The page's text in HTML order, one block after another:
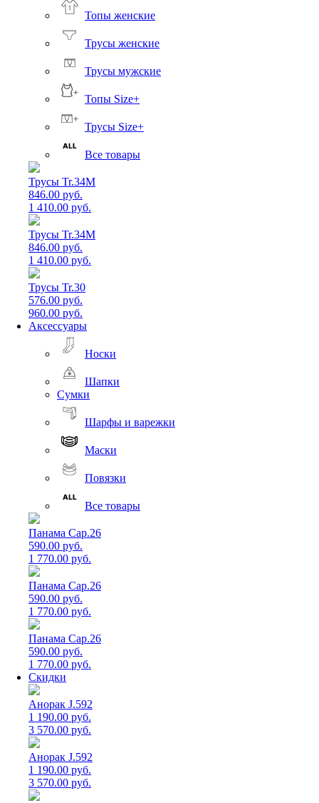
Топы женские
Трусы женские
Трусы мужские
Топы Size+
Трусы Size+
Все товары
Трусы Tr.34M
846.00 руб.
1 410.00 руб.
Трусы Tr.34M
846.00 руб.
1 410.00 руб.
Трусы Tr.30
576.00 руб.
960.00 руб.
Аксессуары
Носки
Шапки
Сумки
Шарфы и варежки
Маски
Повязки
Все товары
Панама Cap.26
590.00 руб.
1 770.00 руб.
Панама Cap.26
590.00 руб.
1 770.00 руб.
Панама Cap.26
590.00 руб.
1 770.00 руб.
Скидки
Анорак J.592
1 190.00 руб.
3 570.00 руб.
Анорак J.592
1 190.00 руб.
3 570.00 руб.